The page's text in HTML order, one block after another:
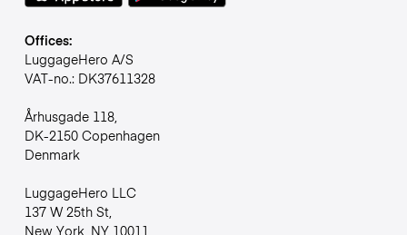
Offices:
LuggageHero A/S
VAT-no.: DK37611328
Århusgade 118,
DK-2150 Copenhagen
Denmark
LuggageHero LLC
137 W 25th St,
New York, NY 10011